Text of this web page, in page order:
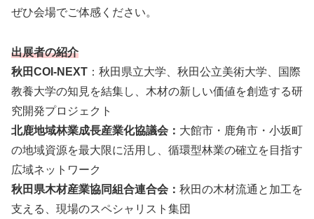
ぜひ会場でご体感ください。
出展者の紹介
秋田COI-NEXT ：秋田県立大学、秋田公立美術大学、国際
教養大学の知見を結集し、木材の新しい価値を創造する研
究開発プロジェクト
北鹿地域林業成長産業化協議会： 大館市・鹿角市・小坂町
の地域資源を最大限に活用し、循環型林業の確立を目指す
広域ネットワーク
秋田県木材産業協同組合連合会： 秋田の木材流通と加工を
支える、現場のスペシャリスト集団